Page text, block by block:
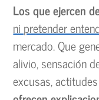
Los que ejercen
ni pretender
mercado. Que
alivio, sensación
excusas,